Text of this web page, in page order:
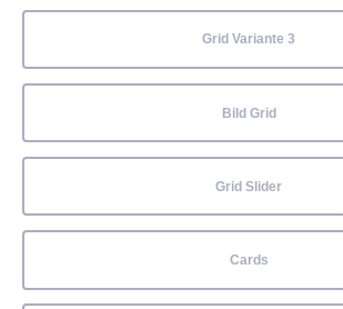
Grid Variante 3
Bild Grid
Grid Slider
Cards